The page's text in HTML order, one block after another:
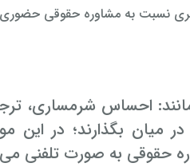
نسبت به مشاوره حقوقی
مانند: احساس شرمساری،
بگذارند؛ در این
حقوقی به صورت تلفنی